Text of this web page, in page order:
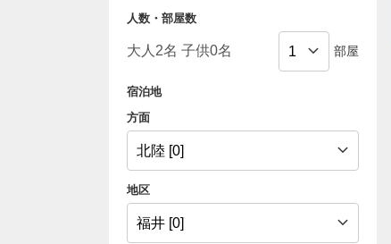
人数・部屋数
部屋
宿泊地
方面
地区